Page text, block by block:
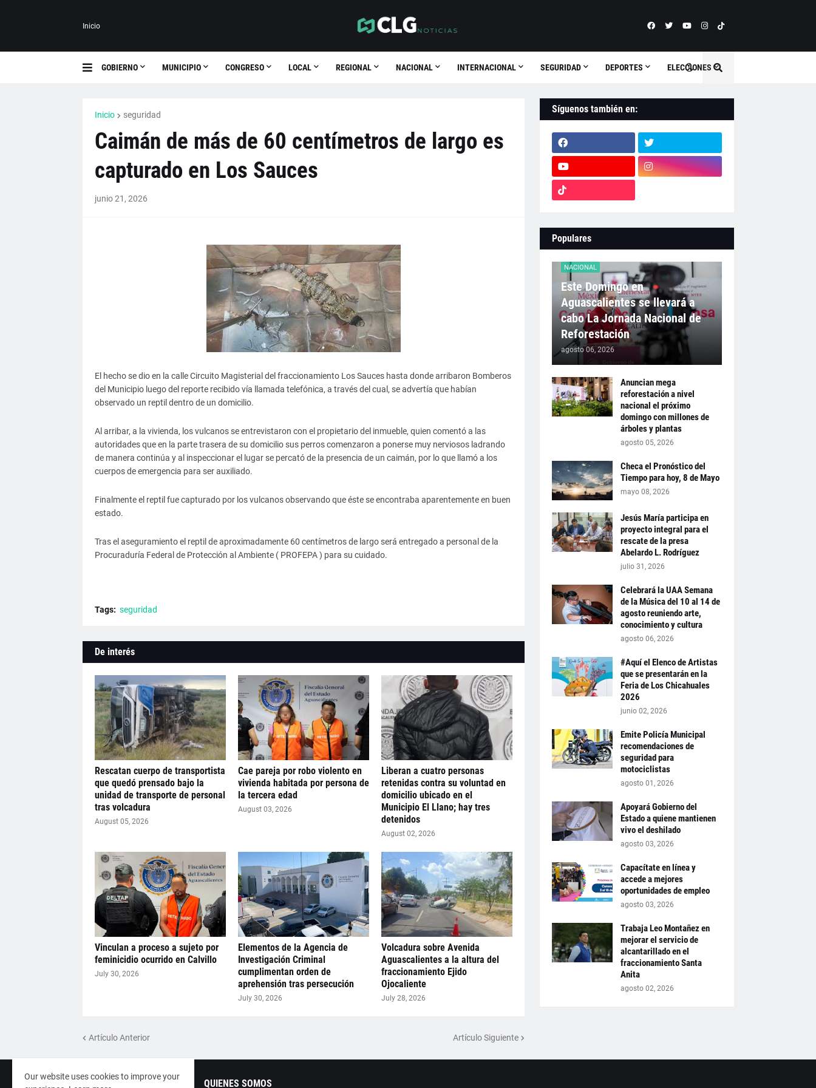
Inicio
GOBIERNO MUNICIPIO CONGRESO LOCAL REGIONAL NACIONAL INTERNACIONAL SEGURIDAD DEPORTES ELECCIONES
Inicio seguridad
Caimán de más de 60 centímetros de largo es
capturado en Los Sauces
junio 21, 2026
El hecho se dio en la calle Circuito Magisterial del fraccionamiento Los Sauces hasta donde arribaron Bomberos
del Municipio luego del reporte recibido vía llamada telefónica, a través del cual, se advertía que habían
observado un reptil dentro de un domicilio.
Al arribar, a la vivienda, los vulcanos se entrevistaron con el propietario del inmueble, quien comentó a las
autoridades que en la parte trasera de su domicilio sus perros comenzaron a ponerse muy nerviosos ladrando
de manera continúa y al inspeccionar el lugar se percató de la presencia de un caimán, por lo que llamó a los
cuerpos de emergencia para ser auxiliado.
Finalmente el reptil fue capturado por los vulcanos observando que éste se encontraba aparentemente en buen
estado.
Tras el aseguramiento el reptil de aproximadamente 60 centímetros de largo será entregado a personal de la
Procuraduría Federal de Protección al Ambiente ( PROFEPA ) para su cuidado.
Tags: seguridad
De interés
Rescatan cuerpo de transportista
que quedó prensado bajo la
unidad de transporte de personal
tras volcadura
August 05, 2026
Cae pareja por robo violento en
vivienda habitada por persona de
la tercera edad
August 03, 2026
Liberan a cuatro personas
retenidas contra su voluntad en
domicilio ubicado en el
Municipio El Llano; hay tres
detenidos
August 02, 2026
Vinculan a proceso a sujeto por
feminicidio ocurrido en Calvillo
July 30, 2026
Elementos de la Agencia de
Investigación Criminal
cumplimentan orden de
aprehensión tras persecución
July 30, 2026
Volcadura sobre Avenida
Aguascalientes a la altura del
fraccionamiento Ejido
Ojocaliente
July 28, 2026
Artículo Anterior Artículo Siguiente
Síguenos también en:
Populares
NACIONAL
Este Domingo en
Aguascalientes se llevará a
cabo La Jornada Nacional de
Reforestación
agosto 06, 2026
Anuncian mega
reforestación a nivel
nacional el próximo
domingo con millones de
árboles y plantas
agosto 05, 2026
Checa el Pronóstico del
Tiempo para hoy, 8 de Mayo
mayo 08, 2026
Jesús María participa en
proyecto integral para el
rescate de la presa
Abelardo L. Rodríguez
julio 31, 2026
Celebrará la UAA Semana
de la Música del 10 al 14 de
agosto reuniendo arte,
conocimiento y cultura
agosto 06, 2026
#Aquí el Elenco de Artistas
que se presentarán en la
Feria de Los Chicahuales
2026
junio 02, 2026
Emite Policía Municipal
recomendaciones de
seguridad para
motociclistas
agosto 01, 2026
Apoyará Gobierno del
Estado a quiene mantienen
vivo el deshilado
agosto 03, 2026
Capacítate en línea y
accede a mejores
oportunidades de empleo
agosto 03, 2026
Trabaja Leo Montañez en
mejorar el servicio de
alcantarillado en el
fraccionamiento Santa
Anita
agosto 02, 2026
QUIENES SOMOS
Our website uses cookies to improve your